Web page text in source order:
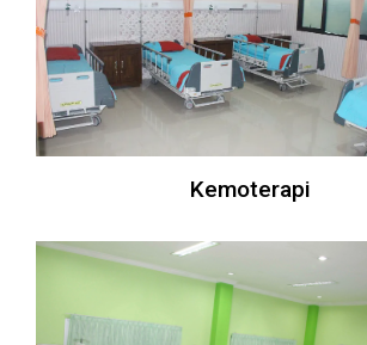
Kemoterapi